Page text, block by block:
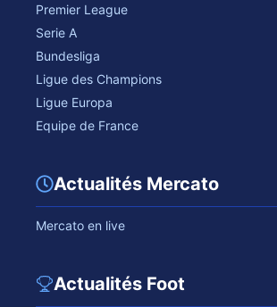
Premier League
Serie A
Bundesliga
Ligue des Champions
Ligue Europa
Equipe de France
Actualités Mercato
Mercato en live
Actualités Foot